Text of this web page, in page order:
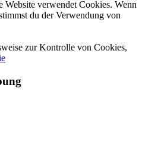
Website verwendet Cookies. Wenn
du der Verwendung von
zur Kontrolle von Cookies,